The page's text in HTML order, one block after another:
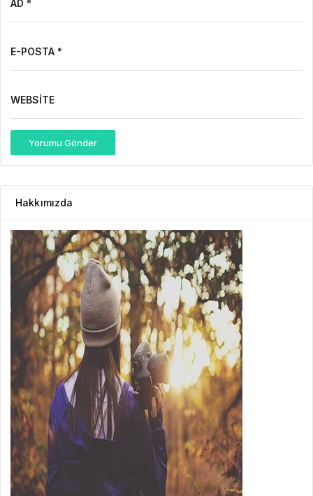
AD *
E-POSTA *
WEBSITE
Yorumu Gönder
Hakkımızda